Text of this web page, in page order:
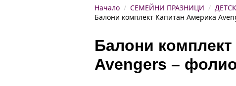
Начало СЕМЕЙНИ ПРАЗНИЦИ
Балони комплект Капитан Америка
Балони
Avengers –